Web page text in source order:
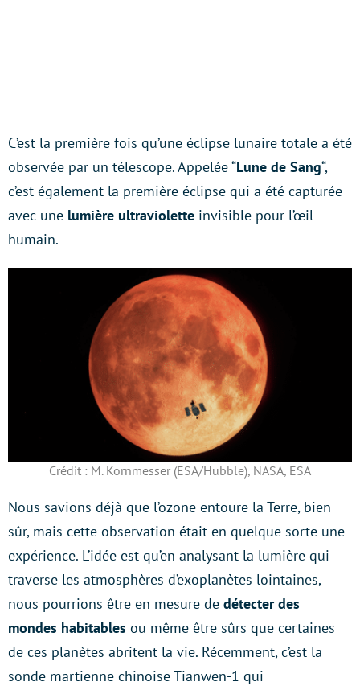
C’est la première fois qu’une éclipse lunaire totale a été
observée par un télescope. Appelée “Lune de Sang“,
c’est également la première éclipse qui a été capturée
avec une lumière ultraviolette invisible pour l’œil
humain.
Crédit : M. Kornmesser (ESA/Hubble), NASA, ESA
Nous savions déjà que l’ozone entoure la Terre, bien
sûr, mais cette observation était en quelque sorte une
expérience. L’idée est qu’en analysant la lumière qui
traverse les atmosphères d’exoplanètes lointaines,
nous pourrions être en mesure de détecter des
mondes habitables ou même être sûrs que certaines
de ces planètes abritent la vie. Récemment, c’est la
sonde martienne chinoise Tianwen-1 qui